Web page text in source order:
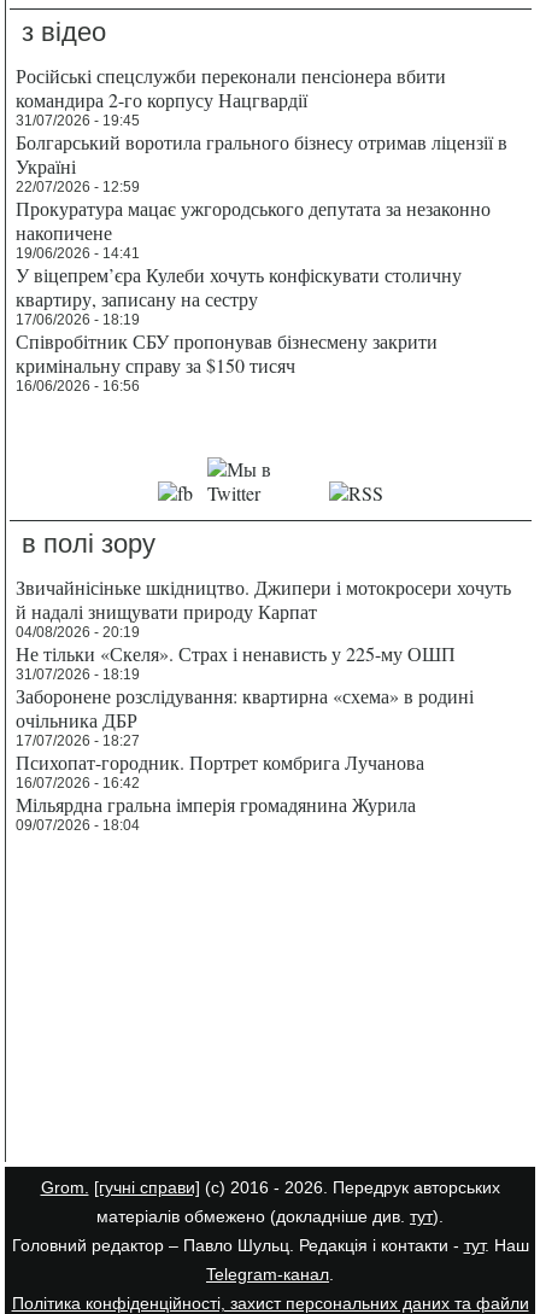
з відео
Російські спецслужби переконали пенсіонера вбити
командира 2-го корпусу Нацгвардії
31/07/2026 - 19:45
Болгарський воротила грального бізнесу отримав ліцензії в
Україні
22/07/2026 - 12:59
Прокуратура мацає ужгородського депутата за незаконно
накопичене
19/06/2026 - 14:41
У віцепрем’єра Кулеби хочуть конфіскувати столичну
квартиру, записану на сестру
17/06/2026 - 18:19
Співробітник СБУ пропонував бізнесмену закрити
кримінальну справу за $150 тисяч
16/06/2026 - 16:56
в полі зору
Звичайнісіньке шкідництво. Джипери і мотокросери хочуть
й надалі знищувати природу Карпат
04/08/2026 - 20:19
Не тільки «Скеля». Страх і ненависть у 225-му ОШП
31/07/2026 - 18:19
Заборонене розслідування: квартирна «схема» в родині
очільника ДБР
17/07/2026 - 18:27
Психопат-городник. Портрет комбрига Лучанова
16/07/2026 - 16:42
Мільярдна гральна імперія громадянина Журила
09/07/2026 - 18:04
Grom. [гучні справи] (с) 2016 - 2026. Передрук авторських
матеріалів обмежено (докладніше див. тут).
Головний редактор – Павло Шульц. Редакція і контакти - тут. Наш
Telegram-канал.
Політика конфіденційності, захист персональних даних та файли